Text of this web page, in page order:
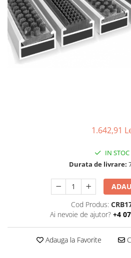
1.642,91
IN STOC
Durata de livrare:
Cod Produs:
Ai nevoie de ajutor? +4
Adauga la Favorite